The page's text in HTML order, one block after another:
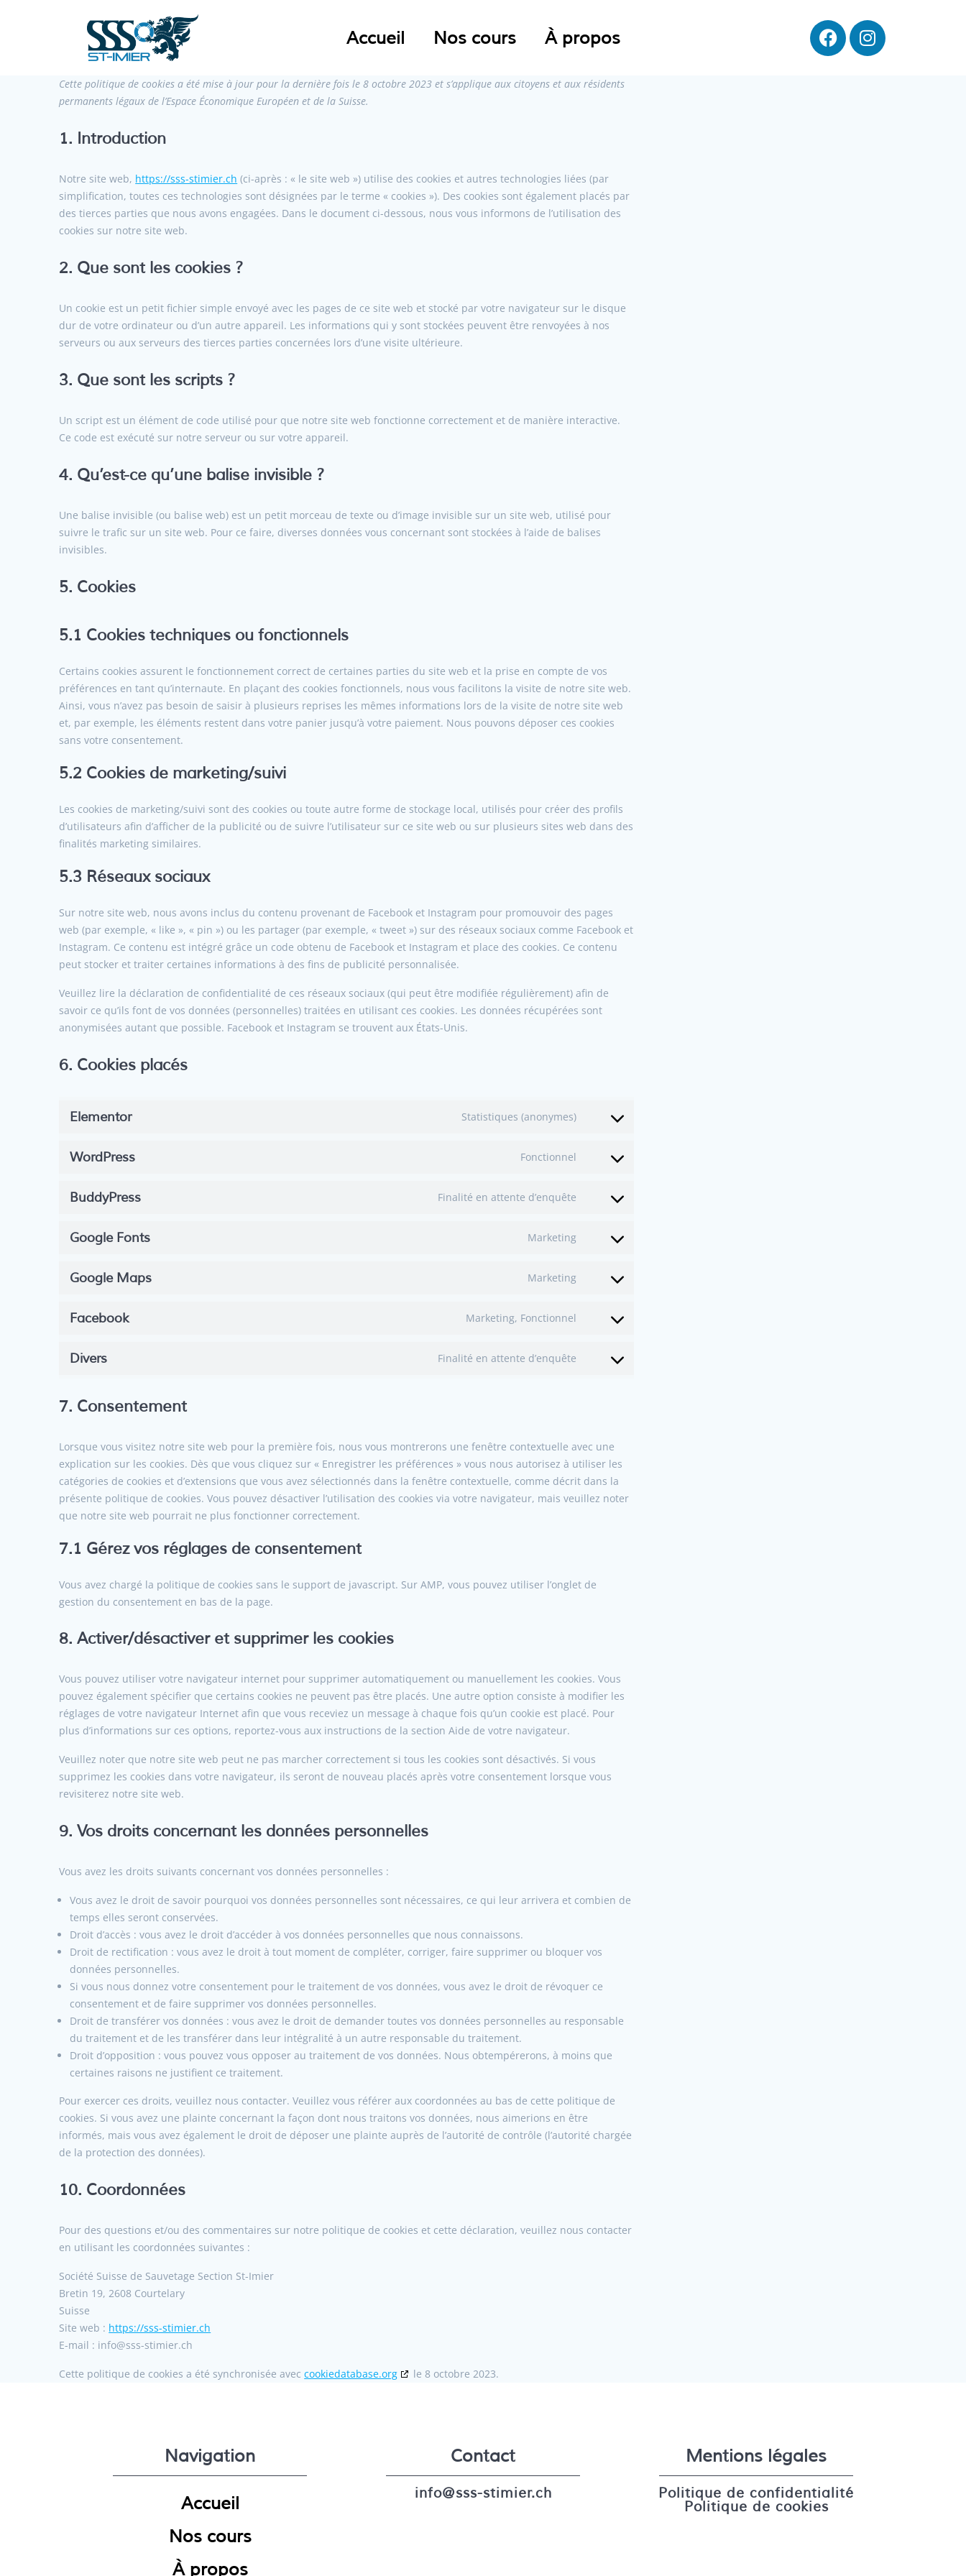
Accueil Nos cours À propos
Cette politique de cookies a été mise à jour pour la dernière fois le 8 octobre 2023 et s’applique aux citoyens et aux résidents
permanents légaux de l’Espace Économique Européen et de la Suisse.
1. Introduction
Notre site web, https://sss-stimier.ch (ci-après : « le site web ») utilise des cookies et autres technologies liées (par
simplification, toutes ces technologies sont désignées par le terme « cookies »). Des cookies sont également placés par
des tierces parties que nous avons engagées. Dans le document ci-dessous, nous vous informons de l’utilisation des
cookies sur notre site web.
2. Que sont les cookies ?
Un cookie est un petit fichier simple envoyé avec les pages de ce site web et stocké par votre navigateur sur le disque
dur de votre ordinateur ou d’un autre appareil. Les informations qui y sont stockées peuvent être renvoyées à nos
serveurs ou aux serveurs des tierces parties concernées lors d’une visite ultérieure.
3. Que sont les scripts ?
Un script est un élément de code utilisé pour que notre site web fonctionne correctement et de manière interactive.
Ce code est exécuté sur notre serveur ou sur votre appareil.
4. Qu’est-ce qu’une balise invisible ?
Une balise invisible (ou balise web) est un petit morceau de texte ou d’image invisible sur un site web, utilisé pour
suivre le trafic sur un site web. Pour ce faire, diverses données vous concernant sont stockées à l’aide de balises
invisibles.
5. Cookies
5.1 Cookies techniques ou fonctionnels
Certains cookies assurent le fonctionnement correct de certaines parties du site web et la prise en compte de vos
préférences en tant qu’internaute. En plaçant des cookies fonctionnels, nous vous facilitons la visite de notre site web.
Ainsi, vous n’avez pas besoin de saisir à plusieurs reprises les mêmes informations lors de la visite de notre site web
et, par exemple, les éléments restent dans votre panier jusqu’à votre paiement. Nous pouvons déposer ces cookies
sans votre consentement.
5.2 Cookies de marketing/suivi
Les cookies de marketing/suivi sont des cookies ou toute autre forme de stockage local, utilisés pour créer des profils
d’utilisateurs afin d’afficher de la publicité ou de suivre l’utilisateur sur ce site web ou sur plusieurs sites web dans des
finalités marketing similaires.
5.3 Réseaux sociaux
Sur notre site web, nous avons inclus du contenu provenant de Facebook et Instagram pour promouvoir des pages
web (par exemple, « like », « pin ») ou les partager (par exemple, « tweet ») sur des réseaux sociaux comme Facebook et
Instagram. Ce contenu est intégré grâce un code obtenu de Facebook et Instagram et place des cookies. Ce contenu
peut stocker et traiter certaines informations à des fins de publicité personnalisée.
Veuillez lire la déclaration de confidentialité de ces réseaux sociaux (qui peut être modifiée régulièrement) afin de
savoir ce qu’ils font de vos données (personnelles) traitées en utilisant ces cookies. Les données récupérées sont
anonymisées autant que possible. Facebook et Instagram se trouvent aux États-Unis.
6. Cookies placés
Elementor Statistiques (anonymes)
WordPress Fonctionnel
BuddyPress Finalité en attente d’enquête
Google Fonts Marketing
Google Maps Marketing
Facebook Marketing, Fonctionnel
Divers Finalité en attente d’enquête
7. Consentement
Lorsque vous visitez notre site web pour la première fois, nous vous montrerons une fenêtre contextuelle avec une
explication sur les cookies. Dès que vous cliquez sur « Enregistrer les préférences » vous nous autorisez à utiliser les
catégories de cookies et d’extensions que vous avez sélectionnés dans la fenêtre contextuelle, comme décrit dans la
présente politique de cookies. Vous pouvez désactiver l’utilisation des cookies via votre navigateur, mais veuillez noter
que notre site web pourrait ne plus fonctionner correctement.
7.1 Gérez vos réglages de consentement
Vous avez chargé la politique de cookies sans le support de javascript. Sur AMP, vous pouvez utiliser l’onglet de
gestion du consentement en bas de la page.
8. Activer/désactiver et supprimer les cookies
Vous pouvez utiliser votre navigateur internet pour supprimer automatiquement ou manuellement les cookies. Vous
pouvez également spécifier que certains cookies ne peuvent pas être placés. Une autre option consiste à modifier les
réglages de votre navigateur Internet afin que vous receviez un message à chaque fois qu’un cookie est placé. Pour
plus d’informations sur ces options, reportez-vous aux instructions de la section Aide de votre navigateur.
Veuillez noter que notre site web peut ne pas marcher correctement si tous les cookies sont désactivés. Si vous
supprimez les cookies dans votre navigateur, ils seront de nouveau placés après votre consentement lorsque vous
revisiterez notre site web.
9. Vos droits concernant les données personnelles
Vous avez les droits suivants concernant vos données personnelles :
Vous avez le droit de savoir pourquoi vos données personnelles sont nécessaires, ce qui leur arrivera et combien de
temps elles seront conservées.
Droit d’accès : vous avez le droit d’accéder à vos données personnelles que nous connaissons.
Droit de rectification : vous avez le droit à tout moment de compléter, corriger, faire supprimer ou bloquer vos
données personnelles.
Si vous nous donnez votre consentement pour le traitement de vos données, vous avez le droit de révoquer ce
consentement et de faire supprimer vos données personnelles.
Droit de transférer vos données : vous avez le droit de demander toutes vos données personnelles au responsable
du traitement et de les transférer dans leur intégralité à un autre responsable du traitement.
Droit d’opposition : vous pouvez vous opposer au traitement de vos données. Nous obtempérerons, à moins que
certaines raisons ne justifient ce traitement.
Pour exercer ces droits, veuillez nous contacter. Veuillez vous référer aux coordonnées au bas de cette politique de
cookies. Si vous avez une plainte concernant la façon dont nous traitons vos données, nous aimerions en être
informés, mais vous avez également le droit de déposer une plainte auprès de l’autorité de contrôle (l’autorité chargée
de la protection des données).
10. Coordonnées
Pour des questions et/ou des commentaires sur notre politique de cookies et cette déclaration, veuillez nous contacter
en utilisant les coordonnées suivantes :
Société Suisse de Sauvetage Section St-Imier
Bretin 19, 2608 Courtelary
Suisse
Site web : https://sss-stimier.ch
E-mail : info@sss-stimier.ch
Cette politique de cookies a été synchronisée aveccookiedatabase.org le 8 octobre 2023.
Navigation
Accueil
Nos cours
À propos
Contact
info@sss-stimier.ch
Mentions légales
Politique de confidentialité
Politique de cookies